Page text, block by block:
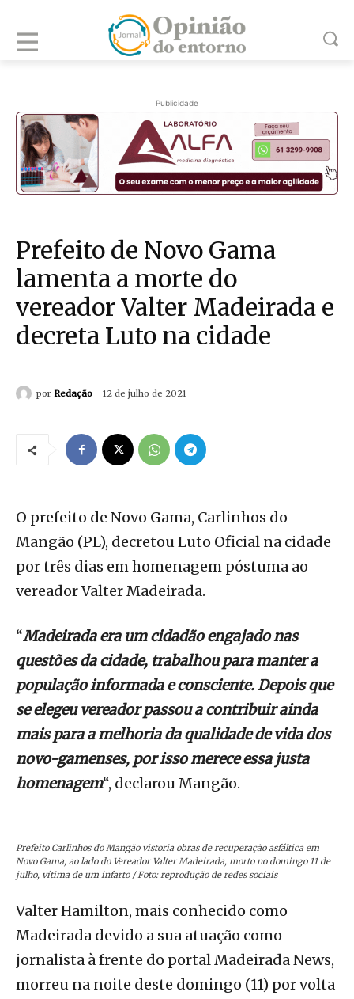
Publicidade
Prefeito de Novo Gama
lamenta a morte do
vereador Valter Madeirada e
decreta Luto na cidade
por Redação 12 de julho de 2021
O prefeito de Novo Gama, Carlinhos do
Mangão (PL), decretou Luto Oficial na cidade
por três dias em homenagem póstuma ao
vereador Valter Madeirada.
“Madeirada era um cidadão engajado nas
questões da cidade, trabalhou para manter a
população informada e consciente. Depois que
se elegeu vereador passou a contribuir ainda
mais para a melhoria da qualidade de vida dos
novo-gamenses, por isso merece essa justa
homenagem“, declarou Mangão.
Prefeito Carlinhos do Mangão vistoria obras de recuperação asfáltica em
Novo Gama, ao lado do Vereador Valter Madeirada, morto no domingo 11 de
julho, vítima de um infarto / Foto: reprodução de redes sociais
Valter Hamilton, mais conhecido como
Madeirada devido a sua atuação como
jornalista à frente do portal Madeirada News,
morreu na noite deste domingo (11) por volta